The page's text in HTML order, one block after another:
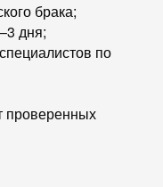
брака;
дня;
специалистов по
проверенных